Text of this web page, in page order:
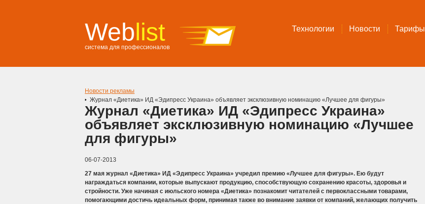
Weblist
система для профессионалов
Технологии Новости Тарифы
Новости рекламы
Журнал «Диетика» ИД «Эдипресс Украина» объявляет эксклюзивную номинацию «Лучшее для фигуры»
Журнал «Диетика» ИД «Эдипресс Украина»
объявляет эксклюзивную номинацию «Лучшее
для фигуры»
06-07-2013
27 мая журнал «Диетика» ИД «Эдипресс Украина» учредил премию «Лучшее для фигуры». Ею будут
награждаться компании, которые выпускают продукцию, способствующую сохранению красоты, здоровья и
стройности. Уже начиная с июльского номера «Диетика» познакомит читателей с первоклассными товарами,
помогающими достичь идеальных форм, принимая также во внимание заявки от компаний, желающих получить